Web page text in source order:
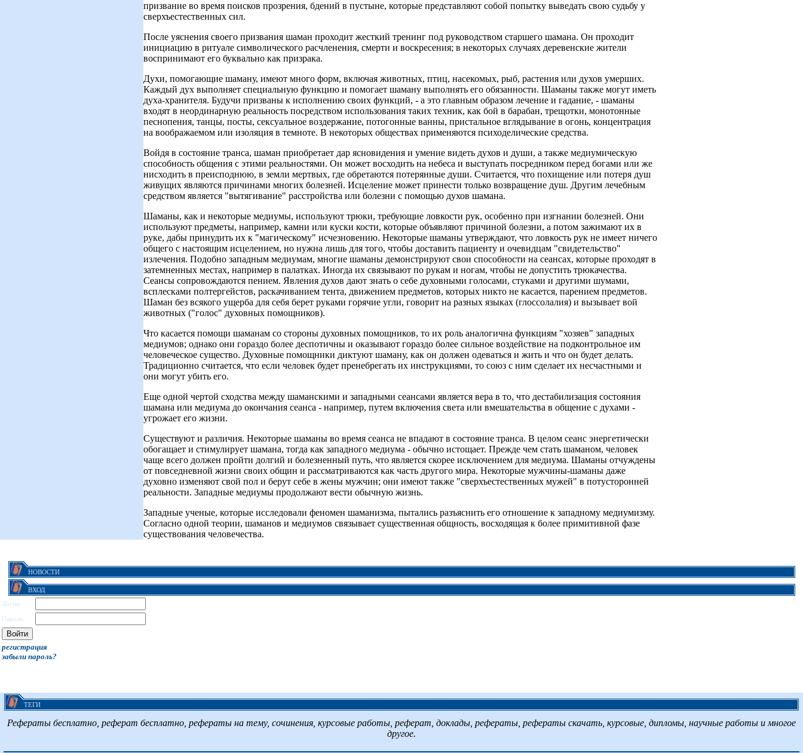
призвание во время поисков прозрения, бдений в пустыне, которые представляют собой попытку выведать свою судьбу у
сверхъестественных сил.
После уяснения своего призвания шаман проходит жесткий тренинг под руководством старшего шамана. Он проходит
инициацию в ритуале символического расчленения, смерти и воскресения; в некоторых случаях деревенские жители
воспринимают его буквально как призрака.
Духи, помогающие шаману, имеют много форм, включая животных, птиц, насекомых, рыб, растения или духов умерших.
Каждый дух выполняет специальную функцию и помогает шаману выполнять его обязанности. Шаманы также могут иметь
духа-хранителя. Будучи призваны к исполнению своих функций, - а это главным образом лечение и гадание, - шаманы
входят в неординарную реальность посредством использования таких техник, как бой в барабан, трещотки, монотонные
песнопения, танцы, посты, сексуальное воздержание, потогонные ванны, пристальное вглядывание в огонь, концентрация
на воображаемом или изоляция в темноте. В некоторых обществах применяются психоделические средства.
Войдя в состояние транса, шаман приобретает дар ясновидения и умение видеть духов и души, а также медиумическую
способность общения с этими реальностями. Он может восходить на небеса и выступать посредником перед богами или же
нисходить в преисподнюю, в земли мертвых, где обретаются потерянные души. Считается, что похищение или потеря душ
живущих являются причинами многих болезней. Исцеление может принести только возвращение душ. Другим лечебным
средством является "вытягивание" расстройства или болезни с помощью духов шамана.
Шаманы, как и некоторые медиумы, используют трюки, требующие ловкости рук, особенно при изгнании болезней. Они
используют предметы, например, камни или куски кости, которые объявляют причиной болезни, а потом зажимают их в
руке, дабы принудить их к "магическому" исчезновению. Некоторые шаманы утверждают, что ловкость рук не имеет ничего
общего с настоящим исцелением, но нужна лишь для того, чтобы доставить пациенту и очевидцам "свидетельство"
излечения. Подобно западным медиумам, многие шаманы демонстрируют свои способности на сеансах, которые проходят в
затемненных местах, например в палатках. Иногда их связывают по рукам и ногам, чтобы не допустить трюкачества.
Сеансы сопровождаются пением. Явления духов дают знать о себе духовными голосами, стуками и другими шумами,
всплесками полтергейстов, раскачиванием тента, движением предметов, которых никто не касается, парением предметов.
Шаман без всякого ущерба для себя берет руками горячие угли, говорит на разных языках (глоссолалия) и вызывает вой
животных ("голос" духовных помощников).
Что касается помощи шаманам со стороны духовных помощников, то их роль аналогична функциям "хозяев" западных
медиумов; однако они гораздо более деспотичны и оказывают гораздо более сильное воздействие на подконтрольное им
человеческое существо. Духовные помощники диктуют шаману, как он должен одеваться и жить и что он будет делать.
Традиционно считается, что если человек будет пренебрегать их инструкциями, то союз с ним сделает их несчастными и
они могут убить его.
Еще одной чертой сходства между шаманскими и западными сеансами является вера в то, что дестабилизация состояния
шамана или медиума до окончания сеанса - например, путем включения света или вмешательства в общение с духами -
угрожает его жизни.
Существуют и различия. Некоторые шаманы во время сеанса не впадают в состояние транса. В целом сеанс энергетически
обогащает и стимулирует шамана, тогда как западного медиума - обычно истощает. Прежде чем стать шаманом, человек
чаще всего должен пройти долгий и болезненный путь, что является скорее исключением для медиума. Шаманы отчуждены
от повседневной жизни своих общин и рассматриваются как часть другого мира. Некоторые мужчины-шаманы даже
духовно изменяют свой пол и берут себе в жены мужчин; они имеют также "сверхъестественных мужей" в потусторонней
реальности. Западные медиумы продолжают вести обычную жизнь.
Западные ученые, которые исследовали феномен шаманизма, пытались разъяснить его отношение к западному медиумизму.
Согласно одной теории, шаманов и медиумов связывает существенная общность, восходящая к более примитивной фазе
существования человечества.
НОВОСТИ
ВХОД
Логин:
Пароль:
регистрация
забыли пароль?
ТЕГИ
Рефераты бесплатно, реферат бесплатно, рефераты на тему, сочинения, курсовые работы, реферат, доклады, рефераты, рефераты скачать, курсовые, дипломы, научные работы и многое
другое.